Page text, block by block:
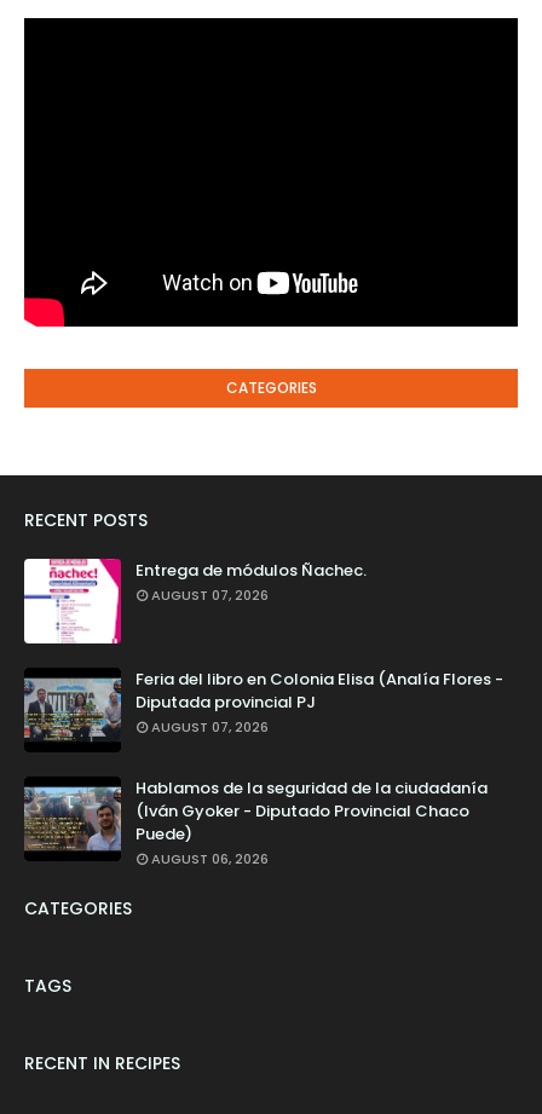
CATEGORIES
RECENT POSTS
Entrega de módulos Ñachec.
AUGUST 07, 2026
Feria del libro en Colonia Elisa (Analía Flores -
Diputada provincial PJ
AUGUST 07, 2026
Hablamos de la seguridad de la ciudadanía
(Iván Gyoker - Diputado Provincial Chaco
Puede)
AUGUST 06, 2026
CATEGORIES
TAGS
RECENT IN RECIPES